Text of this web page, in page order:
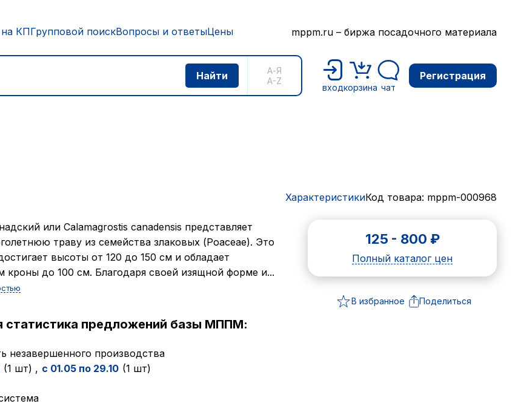
КПГрупповой поискВопросы и ответыЦены mppm.ru – биржа посадочного материала
А-Я
A-Z
входкорзина чат
Регистрация
ХарактеристикиКод товара: mppm-000968
или Calamagrostis canadensis представляет
траву из семейства злаковых (Poaceae). Это
высоты от 120 до 150 см и обладает
кроны до 100 см. Благодаря своей изящной форме и...
125 - 800 ₽
Полный каталог цен
В избранное Поделиться
статистика предложений базы МППМ:
незавершенного производства
(1 шт) , с 01.05 по 29.10 (1 шт)